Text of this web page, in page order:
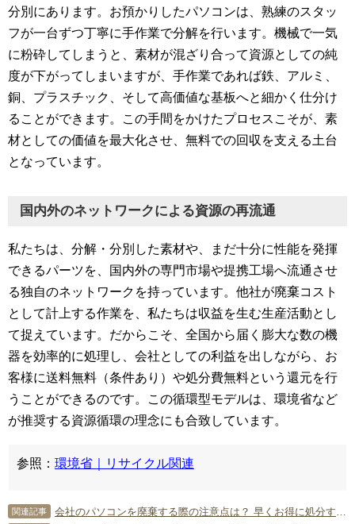
分別にあります。お預かりしたパソコンは、熟練のスタッ
フが一台ずつ丁寧に手作業で分解を行います。機械で一気
に粉砕してしまうと、素材が混ざり合って資源としての純
度が下がってしまいますが、手作業であれば鉄、アルミ、
銅、プラスチック、そして高価値な基板へと細かく仕分け
ることができます。この手間をかけたプロセスこそが、素
材としての価値を最大化させ、無料での回収を支える土台
となっています。
国内外のネットワークによる資源の再流通
私たちは、分解・分別した素材や、まだ十分に性能を発揮
できるパーツを、国内外の専門市場や提携工場へ流通させ
る独自のネットワークを持っています。他社が廃棄コスト
として計上する作業を、私たちは収益を生む生産活動とし
て捉えています。だからこそ、全国から届く膨大な数の機
器を効率的に処理し、会社としての利益を出しながら、お
客様に送料無料（条件あり）や処分費無料という還元を行
うことができるのです。この循環型モデルは、環境省など
が推奨する資源循環の理念にも合致しています。
参照： 環境省｜リサイクル関連
関連記事 会社のパソコンを廃棄する際の注意点は？ 早くお得に処分する方法も